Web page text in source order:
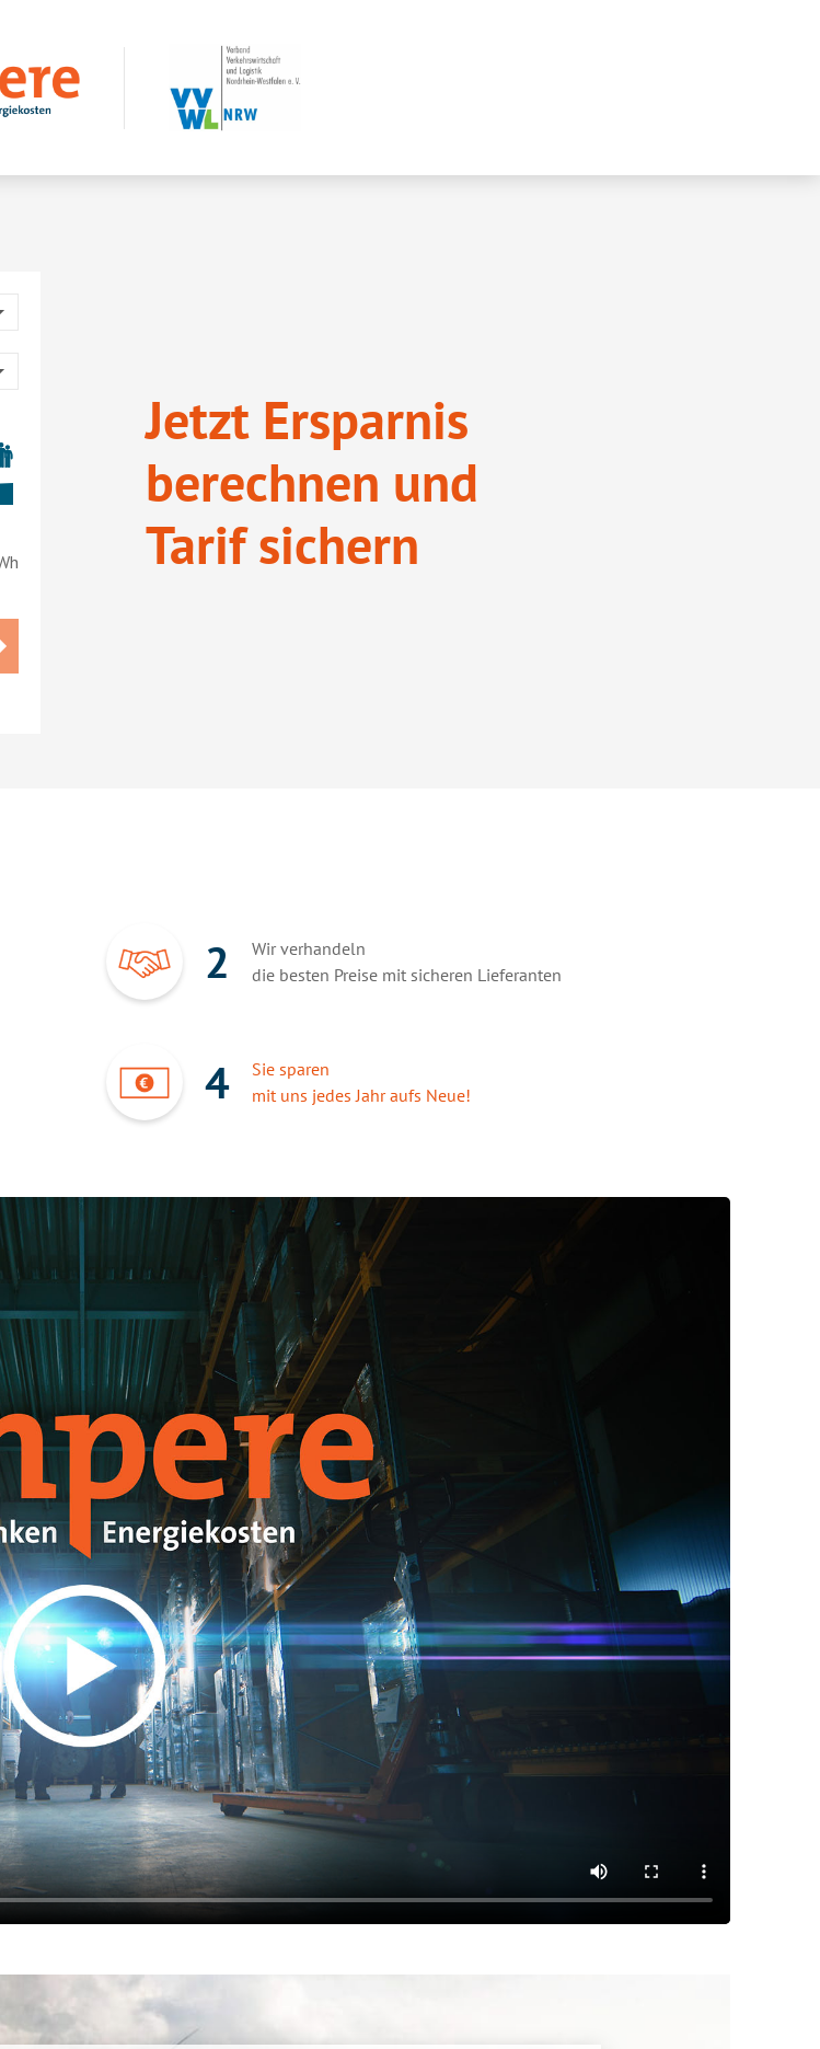
Jetzt Ersparnis
berechnen und
Tarif sichern
2
Wir verhandeln
die besten Preise mit sicheren Lieferanten
4
Sie sparen
mit uns jedes Jahr aufs Neue!